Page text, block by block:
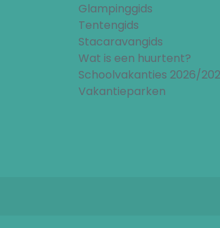
Glampinggids
Tentengids
Stacaravangids
Wat is een huurtent?
Schoolvakanties 2026/
Vakantieparken